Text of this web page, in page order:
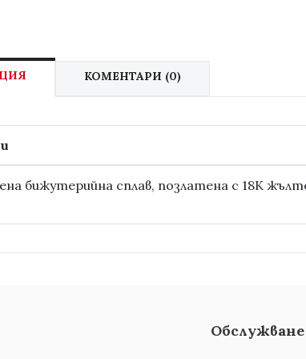
КОМЕНТАРИ (0)
бижутерийна сплав, позлатена с 18К